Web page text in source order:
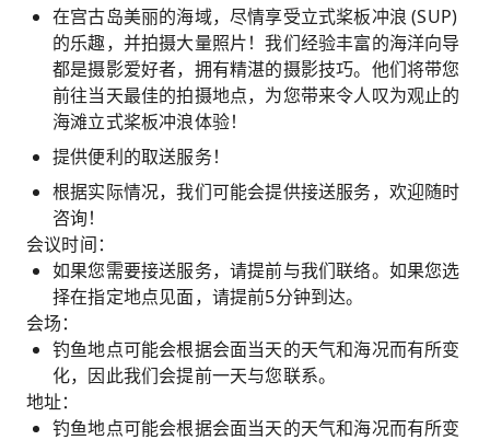
在宫古岛美丽的海域，尽情享受立式桨板冲浪 (SUP)
的乐趣，并拍摄大量照片！我们经验丰富的海洋向导
都是摄影爱好者，拥有精湛的摄影技巧。他们将带您
前往当天最佳的拍摄地点，为您带来令人叹为观止的
海滩立式桨板冲浪体验！
提供便利的取送服务！
根据实际情况，我们可能会提供接送服务，欢迎随时
咨询！
会议时间：
如果您需要接送服务，请提前与我们联络。如果您选
择在指定地点见面，请提前5分钟到达。
会场：
钓鱼地点可能会根据会面当天的天气和海况而有所变
化，因此我们会提前一天与您联系。
地址：
钓鱼地点可能会根据会面当天的天气和海况而有所变